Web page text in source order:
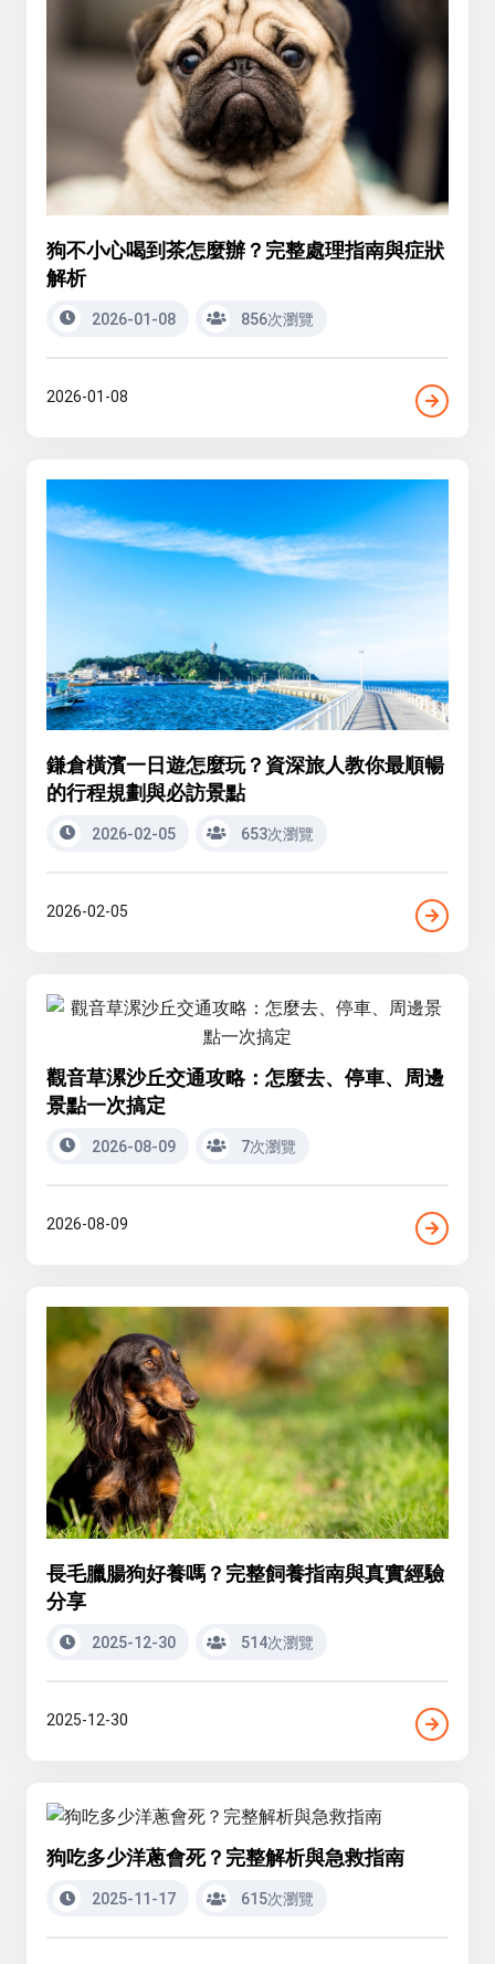
狗不小心喝到茶怎麼辦？完整處理指南與症狀
解析
2026-01-08 856次瀏覽
2026-01-08
鎌倉橫濱一日遊怎麼玩？資深旅人教你最順暢
的行程規劃與必訪景點
2026-02-05 653次瀏覽
2026-02-05
觀音草漯沙丘交通攻略：怎麼去、停車、周邊
景點一次搞定
2026-08-09 7次瀏覽
2026-08-09
長毛臘腸狗好養嗎？完整飼養指南與真實經驗
分享
2025-12-30 514次瀏覽
2025-12-30
狗吃多少洋蔥會死？完整解析與急救指南
2025-11-17 615次瀏覽